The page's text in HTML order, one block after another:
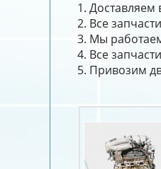
Доставляем
Все
Мы
Все
Привозим